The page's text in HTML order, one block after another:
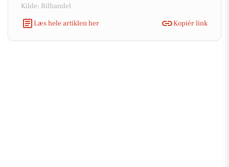
Kilde: Bilhandel
Læs hele artiklen her
Kopiér link